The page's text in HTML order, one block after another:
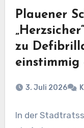
Plauener
zu
einstimmig
3. Juli 2026
In der